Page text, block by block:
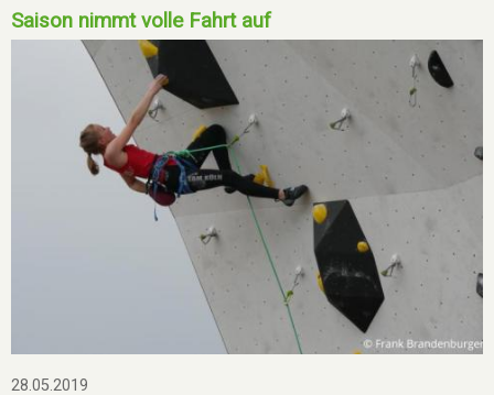
Saison nimmt volle Fahrt auf
28.05.2019